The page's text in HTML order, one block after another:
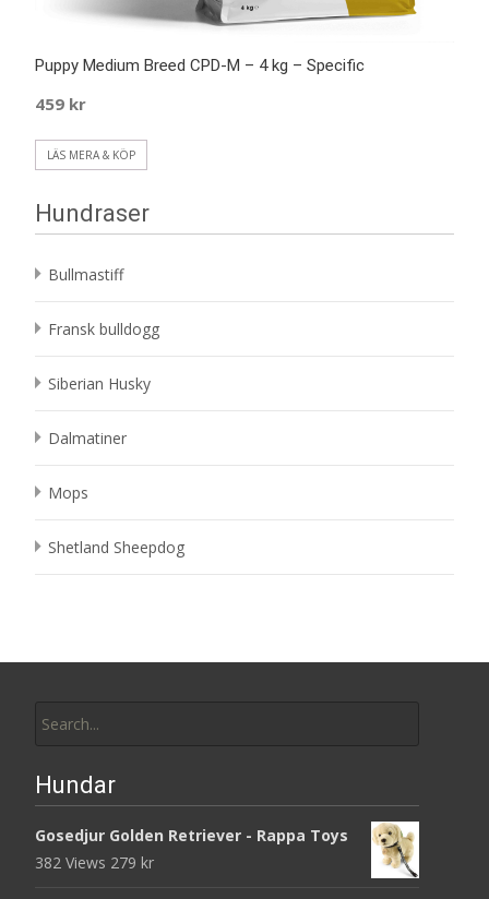
Puppy Medium Breed CPD-M – 4 kg – Specific
459 kr
LÄS MERA & KÖP
Hundraser
Bullmastiff
Fransk bulldogg
Siberian Husky
Dalmatiner
Mops
Shetland Sheepdog
for:
Hundar
Gosedjur Golden Retriever - Rappa Toys
382 Views 279 kr